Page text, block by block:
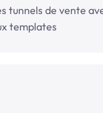
tunnels de vente
templates